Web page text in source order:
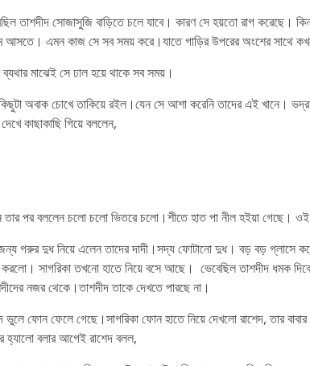
তাশদীদ সোজাসুজি বাড়িতে চলে যাবে। কারণ সে হয়তো রাগ করেছে।
আসতে। এমন কাজ সে সব সময় করে।যাতে গাড়ির উপরের অংশের সাথে
ব্যথার মাঝেই সে ঢাল হয়ে থাকে সব সময়।
অবাক চোখে তাকিয়ে রইল।যেন সে আশা করেনি তাদের এই খানে।
কাছাকাছি গিয়ে বললেন,
তার পর বললেন চলো চলো ভিতরে চলো।শীতে হাত পা নীল হইয়া গেছে। ওই
গরুর দুধ নিয়ে এলেন তাদের দাদী।সদ্য ফোটানো দুধ। বড় বড় গ্লাসে
সাগরিকা তখনো হাতে নিয়ে বসে আছে। ভেবেছিল তাশদীদ ধমক
নজর থেকে।তাশদীদ তাকে দেখতে পারছে না।
ভুলে ফোন ফেলে গেছে।সাগরিকা ফোন হাতে নিয়ে দেখলো রাশেদ, তার
হ্যালো বলার আগেই রাশেদ বলল,